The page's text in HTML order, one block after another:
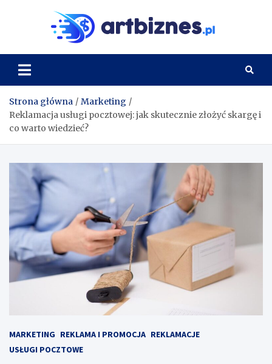
Strona główna
Marketing
Reklamacja usługi pocztowej: jak skutecznie złożyć skargę i
co warto wiedzieć?
MARKETING REKLAMA I PROMOCJA REKLAMACJE
USŁUGI POCZTOWE